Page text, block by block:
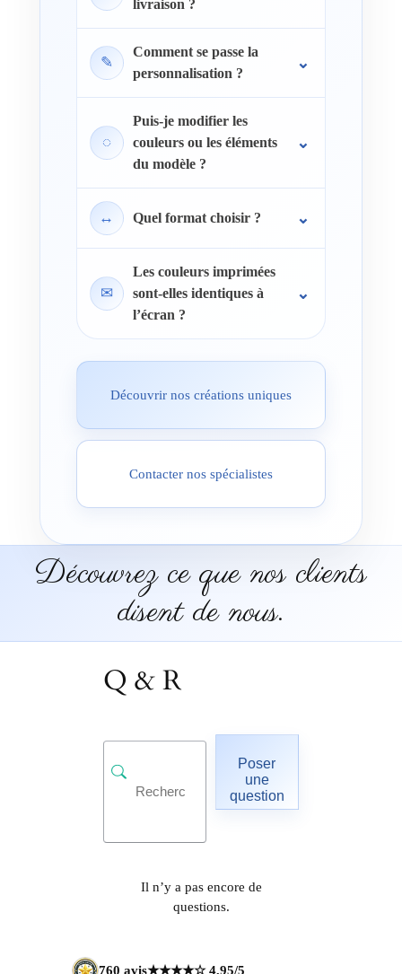
livraison ?
✎
Comment se passe la
personnalisation ?
◌
Puis-je modifier les
couleurs ou les éléments
du modèle ?
↔ Quel format choisir ?
✉
Les couleurs imprimées
sont-elles identiques à
l’écran ?
Découvrir nos créations uniques
Contacter nos spécialistes
Découvrez ce que nos clients
disent de nous.
Q & R
Poser
une
question
Il n’y a pas encore de
questions.
760 avis★★★★☆ 4,95/5